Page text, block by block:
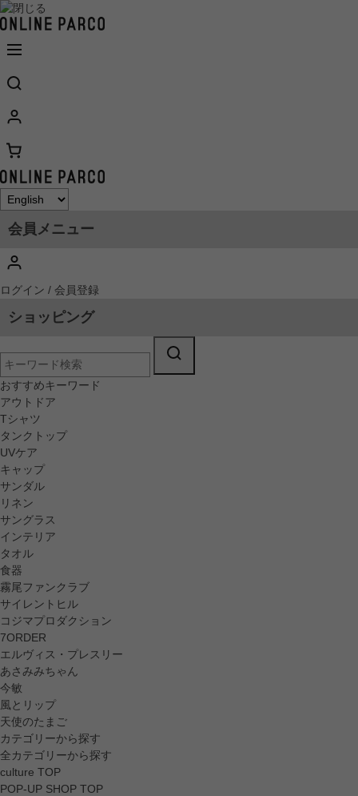
会員メニュー
ログイン / 会員登録
ショッピング
おすすめキーワード
アウトドア
Tシャツ
タンクトップ
UVケア
キャップ
サンダル
リネン
サングラス
インテリア
タオル
食器
霧尾ファンクラブ
サイレントヒル
コジマプロダクション
7ORDER
エルヴィス・プレスリー
あさみみちゃん
今敏
風とリップ
天使のたまご
カテゴリーから探す
全カテゴリーから探す
culture TOP
POP-UP SHOP TOP